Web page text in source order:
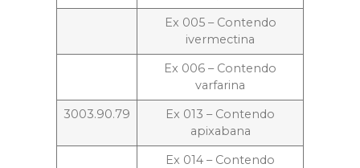
Ex 005 – Contendo
ivermectina
Ex 006 – Contendo
varfarina
3003.90.79
Ex 013 – Contendo
apixabana
Ex 014 – Contendo